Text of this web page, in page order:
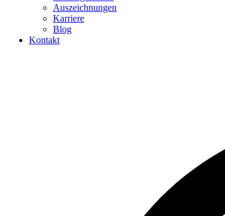
Auszeichnungen
Karriere
Blog
Kontakt